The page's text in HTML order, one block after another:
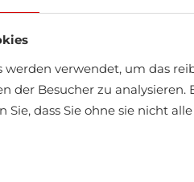
werden verwendet, um das
der Besucher zu analysieren.
Sie, dass Sie ohne sie nicht